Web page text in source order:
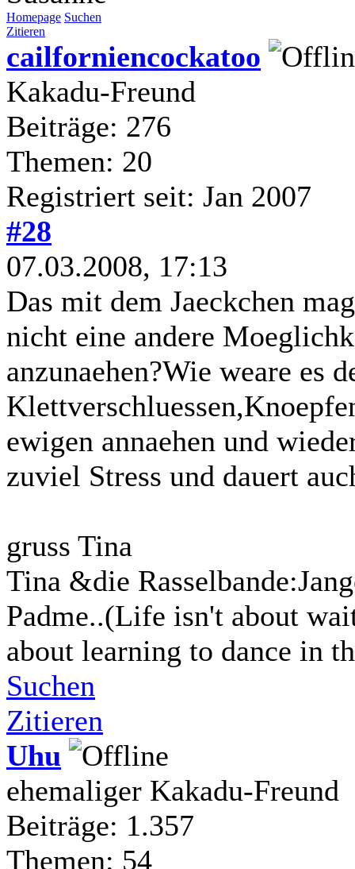
Homepage Suchen
Zitieren
cailforniencockatoo
Kakadu-Freund
Beiträge: 276
Themen: 20
Registriert seit: Jan 2007
#28
07.03.2008, 17:13
Das mit dem Jaeckchen
nicht eine andere
anzunaehen?Wie weare es
ewigen annaehen und
zuviel Stress und dauert
gruss Tina
Tina &die
Padme..(Life isn't about
about learning to dance in
Suchen
Zitieren
Uhu
ehemaliger Kakadu-Freund
Beiträge: 1.357
Themen: 54